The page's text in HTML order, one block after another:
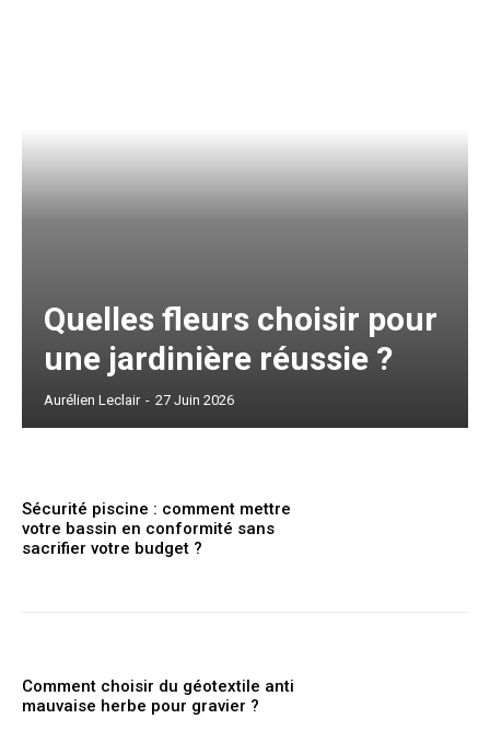
Quelles fleurs choisir pour
une jardinière réussie ?
Aurélien Leclair - 27 Juin 2026
Sécurité piscine : comment mettre
votre bassin en conformité sans
sacrifier votre budget ?
Comment choisir du géotextile anti
mauvaise herbe pour gravier ?